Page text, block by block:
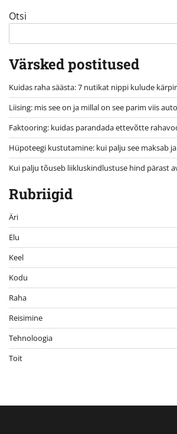
Otsi
Värsked postitused
Kuidas raha säästa: 7 nutikat nippi kulude
Liising: mis see on ja millal on see parim viis
Faktooring: kuidas parandada ettevõtte
Hüpoteegi kustutamine: kui palju see maksab
Kui palju tõuseb liikluskindlustuse hind pärast
Rubriigid
Äri
Elu
Keel
Kodu
Raha
Reisimine
Tehnoloogia
Toit